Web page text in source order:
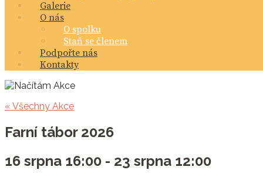
Galerie
O nás
O spolku
Staň se členem
Podpořte nás
Kontakty
« Všechny Akce
Farní tábor 2026
16 srpna 16:00 - 23 srpna 12:00